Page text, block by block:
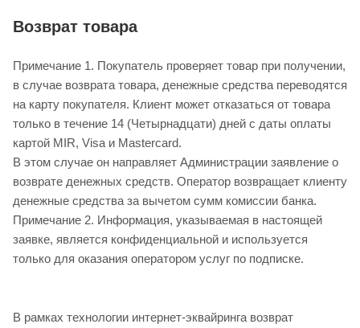
Возврат товара
Примечание 1. Покупатель проверяет товар при получении,
в случае возврата товара, денежные средства переводятся
на карту покупателя. Клиент может отказаться от товара
только в течение 14 (Четырнадцати) дней с даты оплаты
картой MIR, Visa и Masterсard.
В этом случае он направляет Администрации заявление о
возврате денежных средств. Оператор возвращает клиенту
денежные средства за вычетом сумм комиссии банка.
Примечание 2. Информация, указываемая в настоящей
заявке, является конфиденциальной и используется
только для оказания оператором услуг по подписке.
В рамках технологии интернет-эквайринга возврат